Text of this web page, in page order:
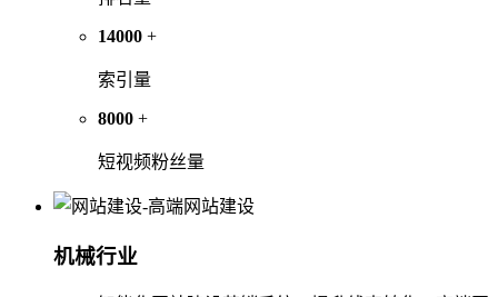
14000 +
索引量
8000 +
短视频粉丝量
机械行业